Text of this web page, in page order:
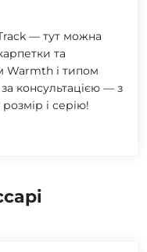
— тут можна
та
Warmth і типом
консультацією — з
і серію!